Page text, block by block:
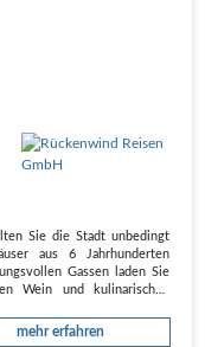
Sie die Stadt unbedingt
aus 6 Jahrhunderten
Gassen laden Sie
Wein und kulinarischen
mehr erfahren